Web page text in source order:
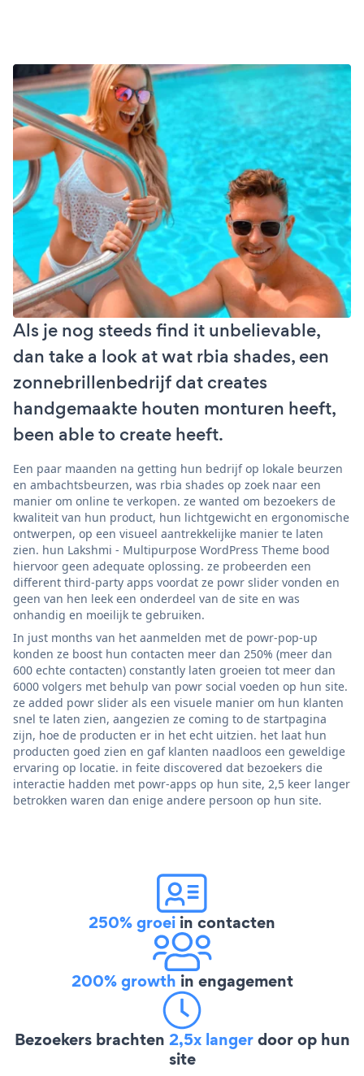
Als je nog steeds find it unbelievable,
dan take a look at wat rbia shades, een
zonnebrillenbedrijf dat creates
handgemaakte houten monturen heeft,
been able to create heeft.
Een paar maanden na getting hun bedrijf op lokale beurzen
en ambachtsbeurzen, was rbia shades op zoek naar een
manier om online te verkopen. ze wanted om bezoekers de
kwaliteit van hun product, hun lichtgewicht en ergonomische
ontwerpen, op een visueel aantrekkelijke manier te laten
zien. hun Lakshmi - Multipurpose WordPress Theme bood
hiervoor geen adequate oplossing. ze probeerden een
different third-party apps voordat ze powr slider vonden en
geen van hen leek een onderdeel van de site en was
onhandig en moeilijk te gebruiken.
In just months van het aanmelden met de powr-pop-up
konden ze boost hun contacten meer dan 250% (meer dan
600 echte contacten) constantly laten groeien tot meer dan
6000 volgers met behulp van powr social voeden op hun site.
ze added powr slider als een visuele manier om hun klanten
snel te laten zien, aangezien ze coming to de startpagina
zijn, hoe de producten er in het echt uitzien. het laat hun
producten goed zien en gaf klanten naadloos een geweldige
ervaring op locatie. in feite discovered dat bezoekers die
interactie hadden met powr-apps op hun site, 2,5 keer langer
betrokken waren dan enige andere persoon op hun site.
250% groei in contacten
200% growth in engagement
Bezoekers brachten 2,5x langerdoor op hun
site